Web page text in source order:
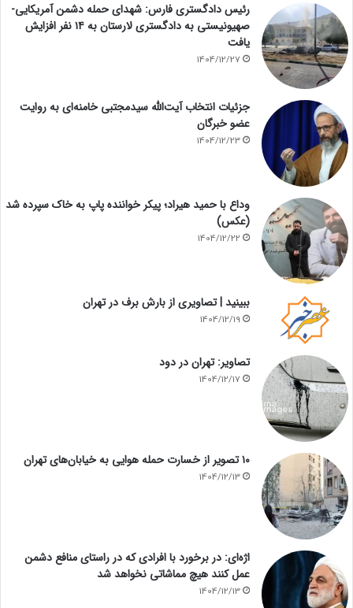
رئیس دادگستری فارس: شهدای حمله دشمن آمریکایی-
صهیونیستی به دادگستری لارستان به ۱۴ نفر افزایش
یافت
1404/12/27
جزئیات انتخاب آیت‌الله سیدمجتبی خامنه‌ای به روایت
عضو خبرگان
1404/12/23
وداع با حمید هیراد؛ پیکر خواننده پاپ به خاک سپرده شد
(عکس)
1404/12/22
ببینید | تصاویری از بارش برف در تهران
1404/12/19
تصاویر: تهران در دود
1404/12/17
۱۰ تصویر از خسارت حمله هوایی به خیابان‌های تهران
1404/12/13
اژه‌ای: در برخورد با افرادی که در راستای منافع دشمن
عمل کنند هیچ مماشاتی نخواهد شد
1404/12/13